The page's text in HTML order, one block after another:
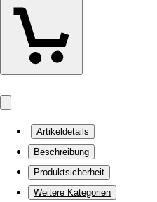
Artikeldetails
Beschreibung
Produktsicherheit
Weitere Kategorien